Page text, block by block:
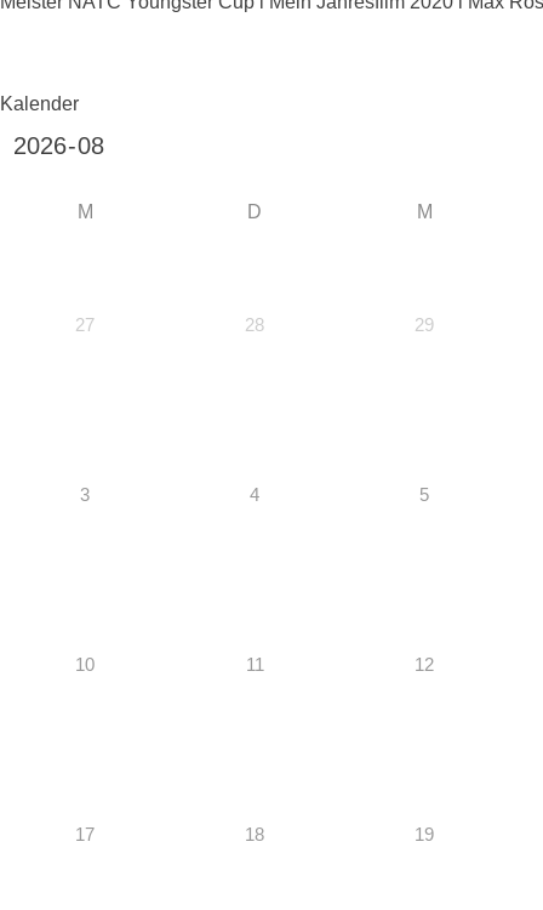
Kalender
M D M
27 28 29
3 4 5
10 11 12
17 18 19